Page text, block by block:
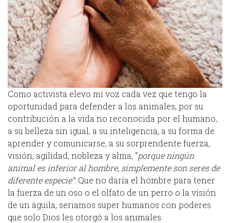
Como activista elevo mi voz cada vez que tengo la
oportunidad para defender a los animales, por su
contribución a la vida no reconocida por el humano,
a su belleza sin igual, a su inteligencia, a su forma de
aprender y comunicarse, a su sorprendente fuerza,
visión, agilidad, nobleza y alma, “porque ningún
animal es inferior al hombre, simplemente son seres de
diferente especie”: Que no daría el hombre para tener
la fuerza de un oso o el olfato de un perro o la visión
de un águila, seriamos super humanos con poderes
que solo Dios les otorgó a los animales.